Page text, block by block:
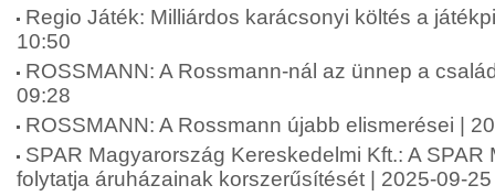
Regio Játék: Milliárdos karácsonyi költés a
10:50
ROSSMANN: A Rossmann-nál az ünnep a
09:28
ROSSMANN: A Rossmann újabb elismerései |
SPAR Magyarország Kereskedelmi Kft.: A SPAR
folytatja áruházainak korszerűsítését | 2025-09-